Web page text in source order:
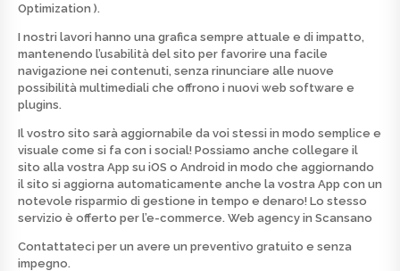
Optimization ).
I nostri lavori hanno una grafica sempre attuale e di impatto,
mantenendo l’usabilità del sito per favorire una facile
navigazione nei contenuti, senza rinunciare alle nuove
possibilità multimediali che offrono i nuovi web software e
plugins.
Il vostro sito sarà aggiornabile da voi stessi in modo semplice e
visuale come si fa con i social! Possiamo anche collegare il
sito alla vostra App su iOS o Android in modo che aggiornando
il sito si aggiorna automaticamente anche la vostra App con un
notevole risparmio di gestione in tempo e denaro! Lo stesso
servizio è offerto per l’e-commerce. Web agency in Scansano
Contattateci per un avere un preventivo gratuito e senza
impegno.